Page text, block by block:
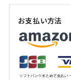
お支払い方法